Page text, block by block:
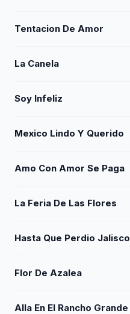
Tentacion De Amor
La Canela
Soy Infeliz
Mexico Lindo Y Querido
Amo Con Amor Se Paga
La Feria De Las Flores
Hasta Que Perdio Jalisco
Flor De Azalea
Alla En El Rancho Grande